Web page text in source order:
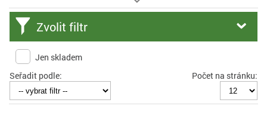
Zvolit filtr
Jen skladem
Seřadit podle:
Počet na stránku: